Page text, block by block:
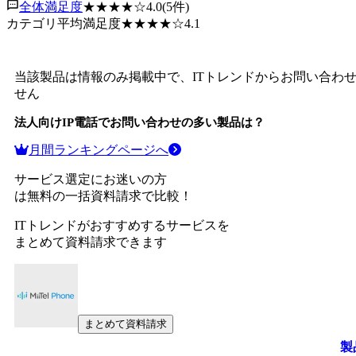
全体満足度★★★★☆4.0(5件)
カテゴリ平均満足度★★★★☆4.1
当該製品は情報のみ掲載中で、ITトレンドからお問い合わ
せん
法人向けIP電話でお問い合わせの多い製品は？
月間ランキングページへ
サービス選定にお迷いの方
は無料の一括資料請求で比較！
ITトレンドがおすすめするサービスを
まとめて資料請求できます
まとめて資料請求
製